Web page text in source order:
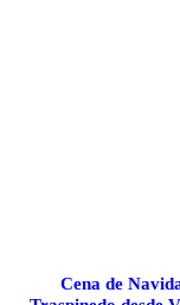
Cena de